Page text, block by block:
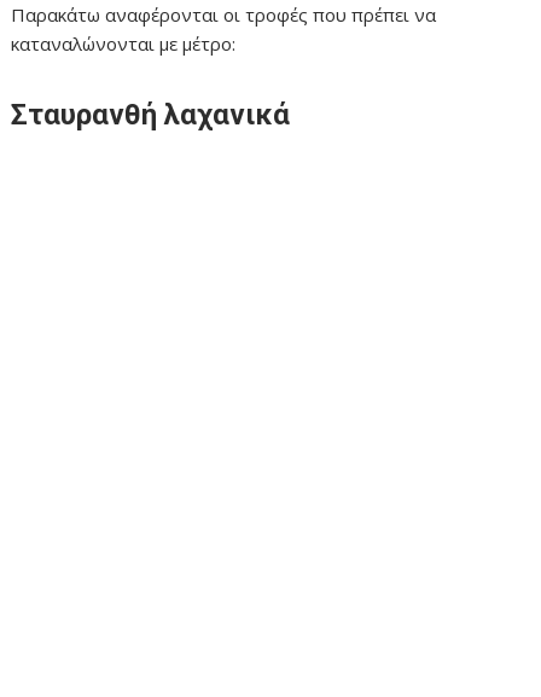
Παρακάτω αναφέρονται οι τροφές που πρέπει να
καταναλώνονται με μέτρο:
Σταυρανθή λαχανικά